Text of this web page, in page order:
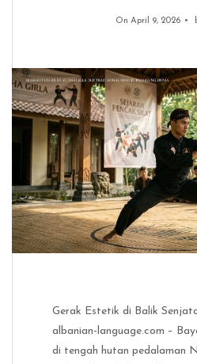
On April 9, 2026
Gerak Estetik di Balik
albanian-language.com –
di tengah hutan pedalaman